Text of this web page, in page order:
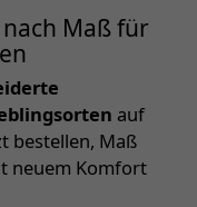
Maß für
auf
bestellen, Maß
neuem Komfort